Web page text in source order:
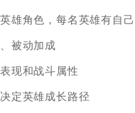
雄角色，每名英雄有自
被动加成
现和战斗属性
定英雄成长路径